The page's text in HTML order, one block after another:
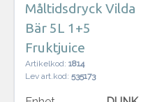
Måltidsdryck Vilda
Bär 5L 1+5
Fruktjuice
Artikelkod: 1814
Lev art.kod: 535173